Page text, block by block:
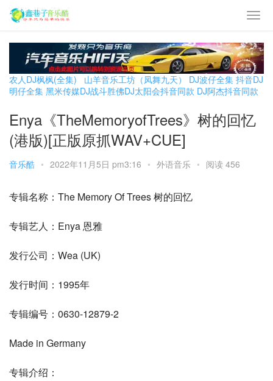
农人DJ枫枫(全集) 山羊音乐工坊（凤舞九天） DJ波仔全集 抖音DJ
明仔全集 黑米传媒DJ战斗胜佛DJ太阳会抖音同款 DJ阿杰抖音同款
Enya《TheMemoryofTrees》树的回忆
(港版)[正版原抓WAV+CUE]
音乐酷 • 2022年11月5日 pm3:16 • 外语音乐 • 阅读 456
专辑名称：The Memory Of Trees 树的回忆
专辑艺人：Enya 恩雅
发行公司：Wea (UK)
发行时间：1995年
专辑编号：0630-12879-2
Made in Germany
专辑介绍：